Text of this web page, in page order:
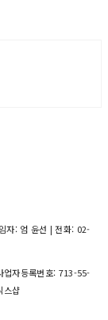
자: 엄 윤선 | 전화: 02-
자등록번호: 713-55-
스샵